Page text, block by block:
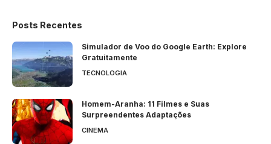
Posts Recentes
Simulador de Voo do Google Earth: Explore
Gratuitamente
TECNOLOGIA
Homem-Aranha: 11 Filmes e Suas
Surpreendentes Adaptações
CINEMA